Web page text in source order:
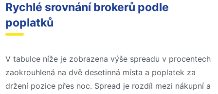
Rychlé srovnání brokerů podle
poplatků
V tabulce níže je zobrazena výše spreadu v procentech
zaokrouhlená na dvě desetinná místa a poplatek za
držení pozice přes noc. Spread je rozdíl mezi nákupní a